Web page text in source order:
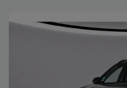
Bekijk deze auto